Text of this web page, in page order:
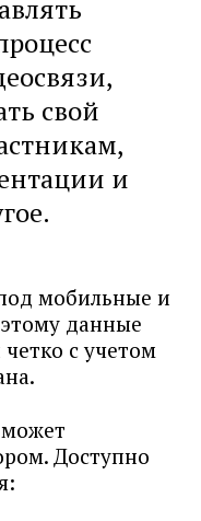
свой
и
мобильные и
данные
с учетом
Доступно